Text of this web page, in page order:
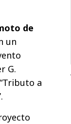
de
un
G.
a
.